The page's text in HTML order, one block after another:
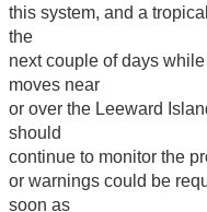
this system, and a
the
next couple of days
moves near
or over the Leeward
should
continue to monitor the
or warnings could be
soon as